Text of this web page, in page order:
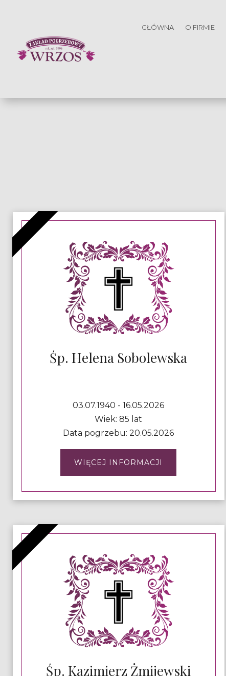
GŁÓWNA O FIRMIE
Śp. Helena Sobolewska
03.07.1940 - 16.05.2026
Wiek: 85 lat
Data pogrzebu: 20.05.2026
WIĘCEJ INFORMACJI
Śp. Kazimierz Żmijewski